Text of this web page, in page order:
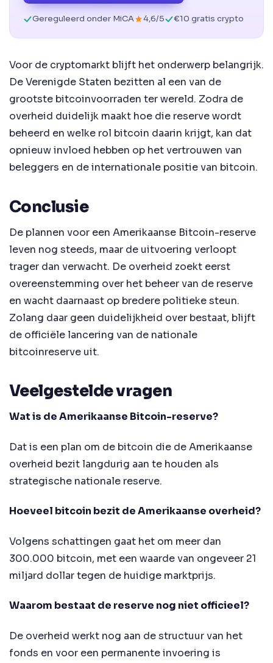
Gereguleerd onder MiCA 4,6/5 €10 gratis crypto
Voor de cryptomarkt blijft het onderwerp belangrijk.
De Verenigde Staten bezitten al een van de
grootste bitcoinvoorraden ter wereld. Zodra de
overheid duidelijk maakt hoe die reserve wordt
beheerd en welke rol bitcoin daarin krijgt, kan dat
opnieuw invloed hebben op het vertrouwen van
beleggers en de internationale positie van bitcoin.
Conclusie
De plannen voor een Amerikaanse Bitcoin-reserve
leven nog steeds, maar de uitvoering verloopt
trager dan verwacht. De overheid zoekt eerst
overeenstemming over het beheer van de reserve
en wacht daarnaast op bredere politieke steun.
Zolang daar geen duidelijkheid over bestaat, blijft
de officiële lancering van de nationale
bitcoinreserve uit.
Veelgestelde vragen
Wat is de Amerikaanse Bitcoin-reserve?
Dat is een plan om de bitcoin die de Amerikaanse
overheid bezit langdurig aan te houden als
strategische nationale reserve.
Hoeveel bitcoin bezit de Amerikaanse overheid?
Volgens schattingen gaat het om meer dan
300.000 bitcoin, met een waarde van ongeveer 21
miljard dollar tegen de huidige marktprijs.
Waarom bestaat de reserve nog niet officieel?
De overheid werkt nog aan de structuur van het
fonds en voor een permanente invoering is